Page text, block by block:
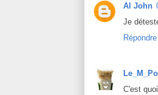
Al John
Je
Répondre
C'est